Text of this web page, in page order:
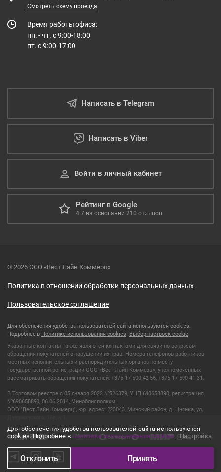
Смотреть схему проезда
Время работы офиса:
пн. - чт. с 9:00-18:00
пт. с 9:00-17:00
Написать в Telegram
Написать в Viber
Войти в личный кабинет
Рейтинг в Google
4.7 на основании 210 отзывов
© 2026 ООО «Вест Лайн Коммерц»
Политика в отношении обработки персональных данных
Пользовательское соглашение
Для обеспечения удобства пользователей сайта используются cookies.
Подробнее в Политике использования cookies. Выбор настроек cookie
Указанные контакты также являются контактами для связи по вопросам
обращения покупателей о нарушении их прав. Номера телефонов работников
местных исполнительных и распорядительных органов по месту
государственной регистрации ООО «Вест Лайн Коммерц», уполномоченных
рассматривать обращения покупателей: +375 17 500 42 56, +375 17 500 41 31.
В Торговом реестре с 05 января 2022 №526379, УНП 690658890, регистрация
№690658890, 06.06.2014, Миноблисполком.
ООО "Вест Лайн Коммерц", юр. адрес: 223043, Минский район, д. Цнянка, ул.
Для обеспечения удобства пользователей сайта используются
cookies. Подробнее в Политике использования cookies. Настройка
Отклонить Принять